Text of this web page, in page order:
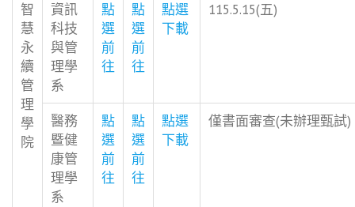
智
慧
永
續
管
理
學
院
資訊
科技
與管
理學
系
點
選
前
往
點
選
前
往
點選
下載
115.5.15(五)
醫務
暨健
康管
理學
系
點
選
前
往
點
選
前
往
點選
下載
僅書面審查(未辦理甄試)